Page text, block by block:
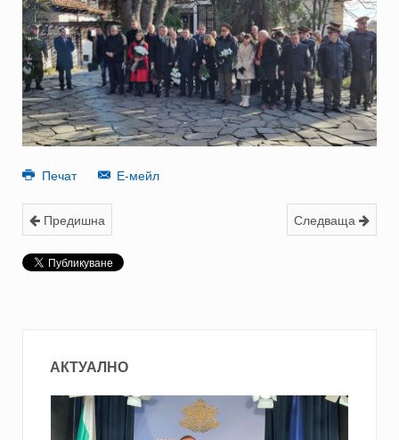
Печат Е-мейл
Предишна Следваща
АКТУАЛНО